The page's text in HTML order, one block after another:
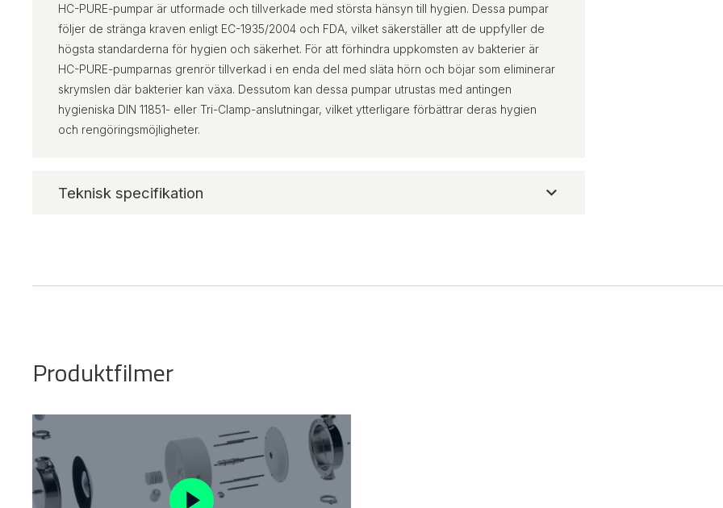
HC-PURE-pumpar är utformade och tillverkade med största hänsyn till hygien. Dessa pumpar
följer de stränga kraven enligt EC-1935/2004 och FDA, vilket säkerställer att de uppfyller de
högsta standarderna för hygien och säkerhet. För att förhindra uppkomsten av bakterier är
HC-PURE-pumparnas grenrör tillverkad i en enda del med släta hörn och böjar som eliminerar
skrymslen där bakterier kan växa. Dessutom kan dessa pumpar utrustas med antingen
hygieniska DIN 11851- eller Tri-Clamp-anslutningar, vilket ytterligare förbättrar deras hygien
och rengöringsmöjligheter.
Teknisk specifikation
Produktfilmer